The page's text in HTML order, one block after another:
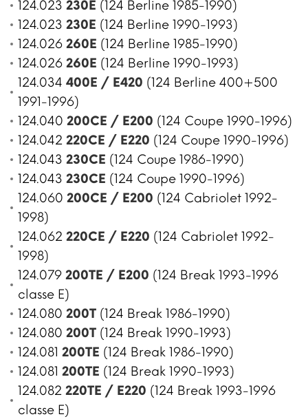
124.023 230E (124 Berline 1985-1990)
124.023 230E (124 Berline 1990-1993)
124.026 260E (124 Berline 1985-1990)
124.026 260E (124 Berline 1990-1993)
124.034 400E / E420 (124 Berline 400+500
1991-1996)
124.040 200CE / E200 (124 Coupe 1990-1996)
124.042 220CE / E220 (124 Coupe 1990-1996)
124.043 230CE (124 Coupe 1986-1990)
124.043 230CE (124 Coupe 1990-1996)
124.060 200CE / E200 (124 Cabriolet 1992-
1998)
124.062 220CE / E220 (124 Cabriolet 1992-
1998)
124.079 200TE / E200 (124 Break 1993-1996
classe E)
124.080 200T (124 Break 1986-1990)
124.080 200T (124 Break 1990-1993)
124.081 200TE (124 Break 1986-1990)
124.081 200TE (124 Break 1990-1993)
124.082 220TE / E220 (124 Break 1993-1996
classe E)